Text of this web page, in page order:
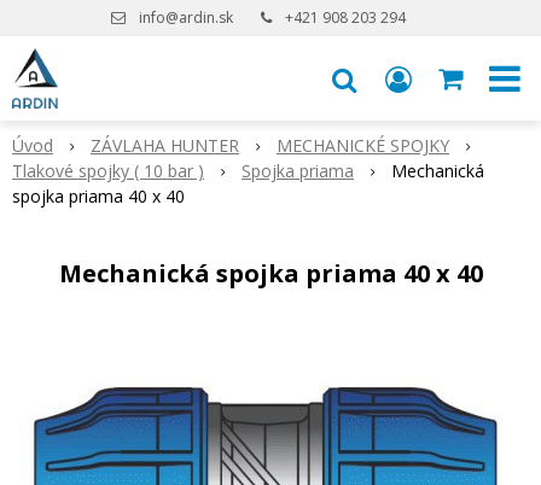
info@ardin.sk +421 908 203 294
Úvod ZÁVLAHA HUNTER
MECHANICKÉ SPOJKY
Tlakové spojky ( 10 bar )
Spojka priama
Mechanická
spojka priama 40 x 40
Mechanická spojka priama 40 x 40